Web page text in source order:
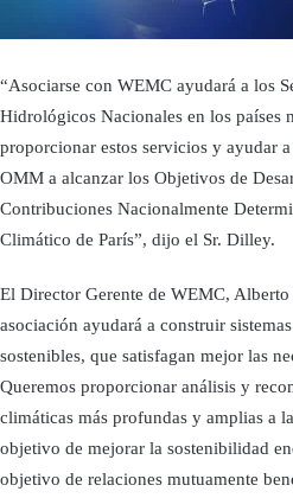
“Asociarse con WEMC ayudará a los
Hidrológicos Nacionales en los países
proporcionar estos servicios y ayudar
OMM a alcanzar los Objetivos de
Contribuciones Nacionalmente
Climático de París”, dijo el Sr. Dilley.
El Director Gerente de WEMC,
asociación ayudará a construir
sostenibles, que satisfagan mejor las
Queremos proporcionar análisis y
climáticas más profundas y amplias a
objetivo de mejorar la sostenibilidad
objetivo de relaciones mutuamente